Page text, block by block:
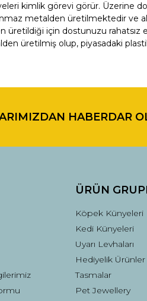
kimlik görevi görür. Üzerine
metalden üretilmektedir ve
üretildiği için dostunuzu rahatsız
üretilmiş olup, piyasadaki
için teşekkür ederiz.
bozuk veya görüntülenemiyor.
hatalar bulunuyor.
farklı alternatifler olmalı.
HABERDAR
ÜRÜN
Köpek Künyeleri
Kedi Künyeleri
Uyarı Levhaları
Hediyelik Ürünler
Tasmalar
Pet Jewellery